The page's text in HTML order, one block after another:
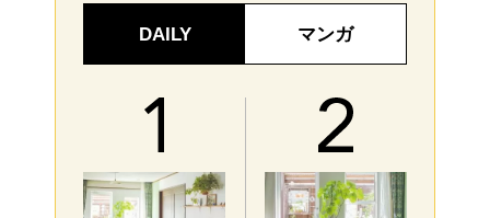
DAILY マンガ